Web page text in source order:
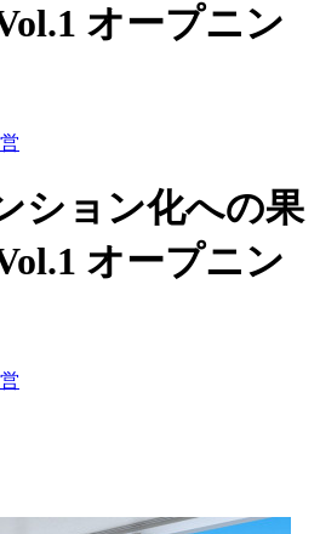
オープニン
ション化への果
オープニン